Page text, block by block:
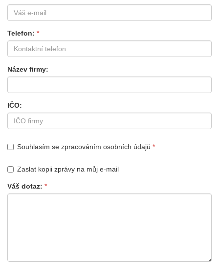
Telefon
Název firmy
IČO
Souhlasím se zpracováním osobních údajů
Zaslat kopii zprávy na můj e-mail
Váš dotaz